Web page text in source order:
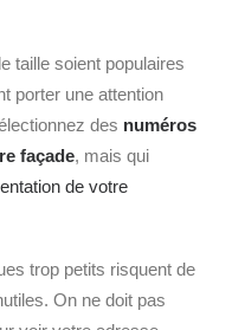
taille soient populaires
porter une attention
des numéros
façade, mais qui
de votre
trop petits risquent de
On ne doit pas